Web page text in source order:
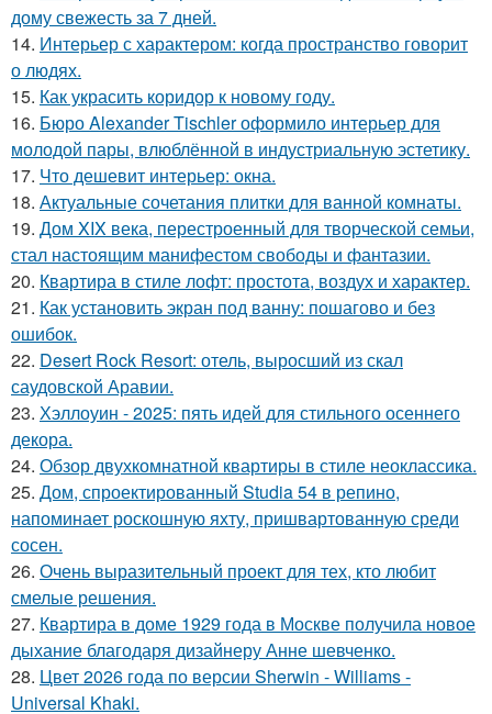
дому свежесть за 7 дней.
14. Интерьер с характером: когда пространство говорит
о людях.
15. Как украсить коридор к новому году.
16. Бюро Alexander Tischler оформило интерьер для
молодой пары, влюблённой в индустриальную эстетику.
17. Что дешевит интерьер: окна.
18. Актуальные сочетания плитки для ванной комнаты.
19. Дом XIX века, перестроенный для творческой семьи,
стал настоящим манифестом свободы и фантазии.
20. Квартира в стиле лофт: простота, воздух и характер.
21. Как установить экран под ванну: пошагово и без
ошибок.
22. Desert Rock Resort: отель, выросший из скал
саудовской Аравии.
23. Хэллоуин - 2025: пять идей для стильного осеннего
декора.
24. Обзор двухкомнатной квартиры в стиле неоклассика.
25. Дом, спроектированный Studia 54 в репино,
напоминает роскошную яхту, пришвартованную среди
сосен.
26. Очень выразительный проект для тех, кто любит
смелые решения.
27. Квартира в доме 1929 года в Москве получила новое
дыхание благодаря дизайнеру Анне шевченко.
28. Цвет 2026 года по версии Sherwin - Williams -
Universal Khaki.